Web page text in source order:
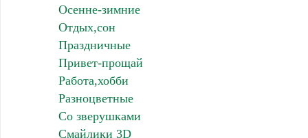
Осенне-зимние
Отдых,сон
Праздничные
Привет-прощай
Работа,хобби
Разноцветные
Со зверушками
Смайлики 3D